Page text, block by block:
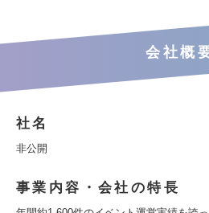
会社概
社名
非公開
事業内容・会社の特長